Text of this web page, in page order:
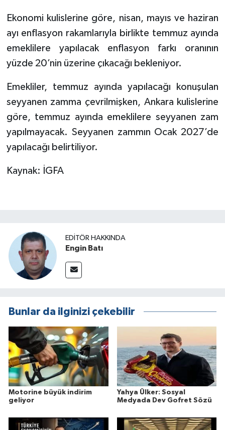
Ekonomi kulislerine göre, nisan, mayıs ve haziran
ayı enflasyon rakamlarıyla birlikte temmuz ayında
emeklilere yapılacak enflasyon farkı oranının
yüzde 20’nin üzerine çıkacağı bekleniyor.
Emekliler, temmuz ayında yapılacağı konuşulan
seyyanen zamma çevrilmişken, Ankara kulislerine
göre, temmuz ayında emeklilere seyyanen zam
yapılmayacak. Seyyanen zammın Ocak 2027’de
yapılacağı belirtiliyor.
Kaynak: İGFA
EDITÖR HAKKINDA
Engin Batı
Bunlar da ilginizi çekebilir
Motorine büyük indirim
geliyor
Yahya Ülker: Sosyal
Medyada Dev Gofret Sözü